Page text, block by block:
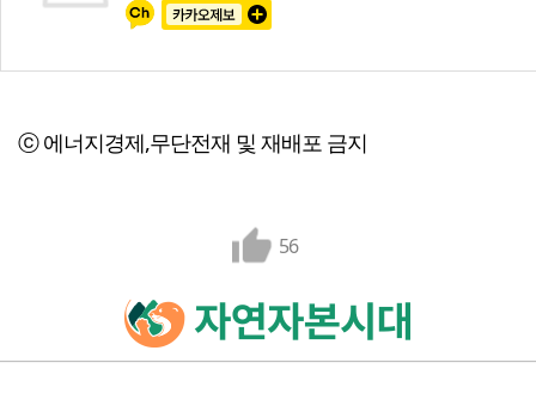
ⓒ 에너지경제,무단전재 및 재배포 금지
56